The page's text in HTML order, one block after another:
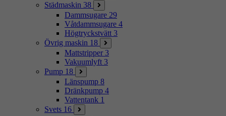
Städmaskin 38
Dammsugare 29
Våtdammsugare 4
Högtryckstvätt 3
Övrig maskin 18
Mattstripper 3
Vakuumlyft 3
Pump 18
Länspump 8
Dränkpump 4
Vattentank 1
Svets 16